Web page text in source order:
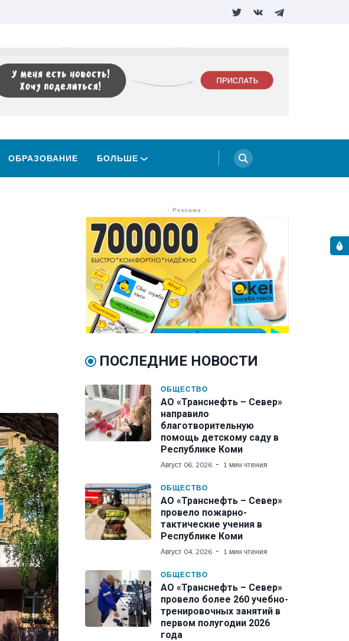
ОБРАЗОВАНИЕ БОЛЬШЕ
- Реклама -
ПОСЛЕДНИЕ НОВОСТИ
ОБЩЕСТВО
АО «Транснефть – Север»
направило
благотворительную
помощь детскому саду в
Республике Коми
Август 06, 2026 1 мин чтения
ОБЩЕСТВО
АО «Транснефть – Север»
провело пожарно-
тактические учения в
Республике Коми
Август 04, 2026 1 мин чтения
ОБЩЕСТВО
АО «Транснефть – Север»
провело более 260 учебно-
тренировочных занятий в
первом полугодии 2026
года